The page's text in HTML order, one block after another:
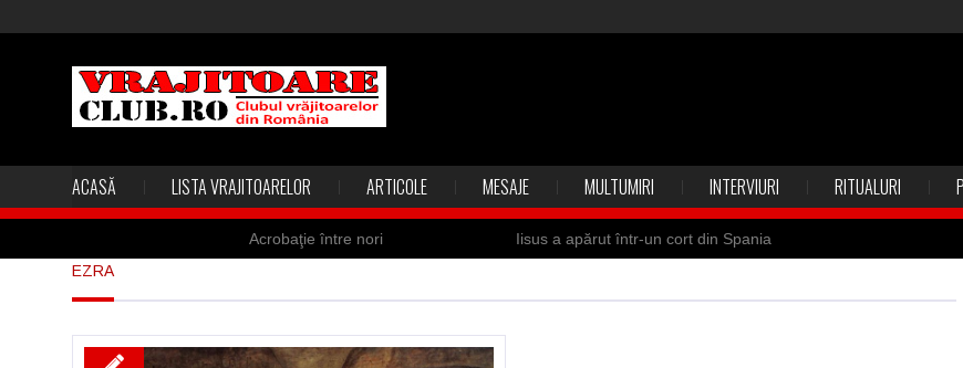
ACASĂ LISTA VRAJITOARELOR ARTICOLE MESAJE MULTUMIRI INTERVIURI RITUALURI
Acrobaţie între nori Iisus a apărut într-un cort din Spania
Derba, un oraş misterios vizitat şi de sfântul Petre
EZRA